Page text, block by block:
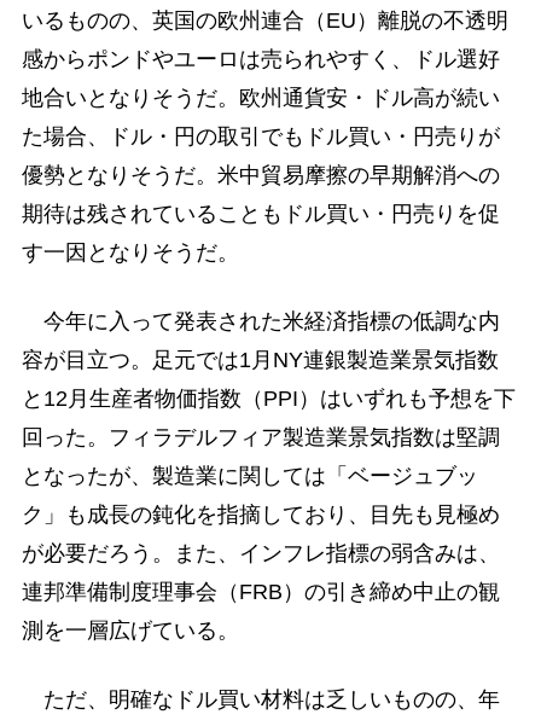
いるものの、英国の欧州連合（EU）離脱の不透明
感からポンドやユーロは売られやすく、ドル選好
地合いとなりそうだ。欧州通貨安・ドル高が続い
た場合、ドル・円の取引でもドル買い・円売りが
優勢となりそうだ。米中貿易摩擦の早期解消への
期待は残されていることもドル買い・円売りを促
す一因となりそうだ。
今年に入って発表された米経済指標の低調な内
容が目立つ。足元では1月NY連銀製造業景気指数
と12月生産者物価指数（PPI）はいずれも予想を下
回った。フィラデルフィア製造業景気指数は堅調
となったが、製造業に関しては「ベージュブッ
ク」も成長の鈍化を指摘しており、目先も見極め
が必要だろう。また、インフレ指標の弱含みは、
連邦準備制度理事会（FRB）の引き締め中止の観
測を一層広げている。
ただ、明確なドル買い材料は乏しいものの、年